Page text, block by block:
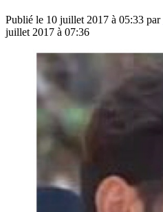
Publié le 10 juillet 2017 à 05:33 par
juillet 2017 à 07:36